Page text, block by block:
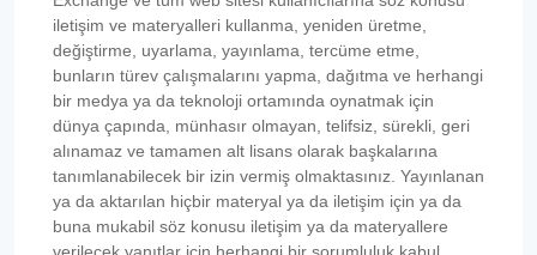
iletişim ve materyalleri kullanma, yeniden üretme,
değiştirme, uyarlama, yayınlama, tercüme etme,
bunların türev çalışmalarını yapma, dağıtma ve herhangi
bir medya ya da teknoloji ortamında oynatmak için
dünya çapında, münhasır olmayan, telifsiz, sürekli, geri
alınamaz ve tamamen alt lisans olarak başkalarına
tanımlanabilecek bir izin vermiş olmaktasınız. Yayınlanan
ya da aktarılan hiçbir materyal ya da iletişim için ya da
buna mukabil söz konusu iletişim ya da materyallere
verilecek yanıtlar için herhangi bir sorumluluk kabul